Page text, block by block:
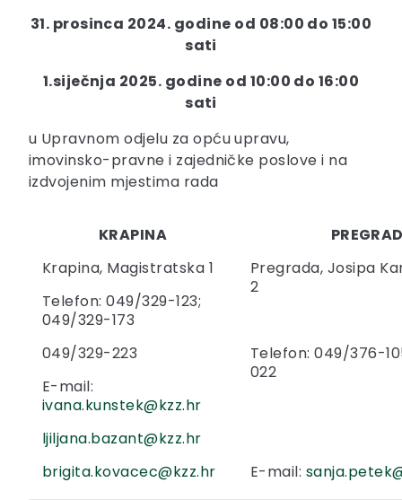
31. prosinca 2024. godine od 08:00 do 15:00
sati
1.siječnja 2025. godine od 10:00 do 16:00
sati
u Upravnom odjelu za opću upravu,
imovinsko-pravne i zajedničke poslove i na
izdvojenim mjestima rada
KRAPINA
Krapina, Magistratska 1
Telefon: 049/329-123;
049/329-173
049/329-223
E-mail:
ivana.kunstek@kzz.hr
ljiljana.bazant@kzz.hr
brigita.kovacec@kzz.hr
Pregrada, Josipa
2
Telefon: 049/376-
022
E-mail: